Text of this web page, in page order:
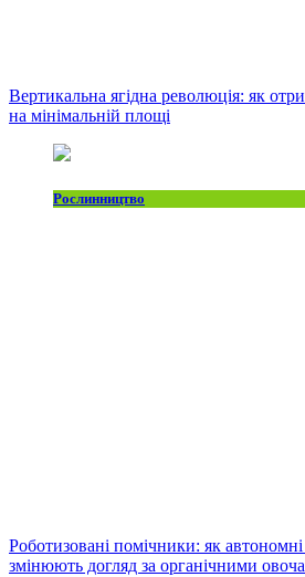
Вертикальна ягідна революція: як
на мінімальній площі
Рослинництво
Роботизовані помічники: як
змінюють догляд за органічними